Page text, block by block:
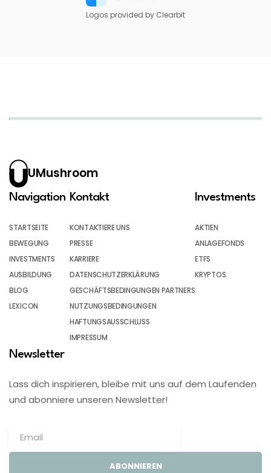
Logos provided by Clearbit
UMushroom
Navigation
STARTSEITE
BEWEGUNG
INVESTMENTS
AUSBILDUNG
BLOG
LEXICON
Kontakt
KONTAKTIERE UNS
PRESSE
KARRIERE
DATENSCHUTZERKLÄRUNG
GESCHÄFTSBEDINGUNGEN PARTNERS
NUTZUNGSBEDINGUNGEN
HAFTUNGSAUSSCHLUSS
IMPRESSUM
Investments
AKTIEN
ANLAGEFONDS
ETFS
KRYPTOS
Newsletter
Lass dich inspirieren, bleibe mit uns auf dem Laufenden
und abonniere unseren Newsletter!
ABONNIEREN